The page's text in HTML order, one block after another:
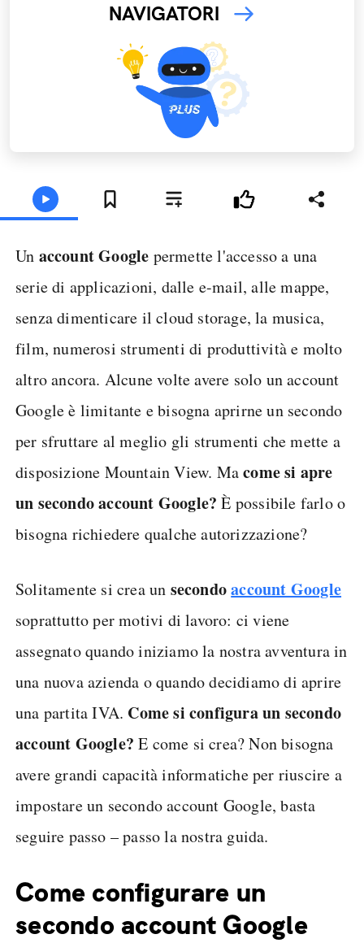
NAVIGATORI
Un account Google permette l'accesso a una
serie di applicazioni, dalle e-mail, alle mappe,
senza dimenticare il cloud storage, la musica,
film, numerosi strumenti di produttività e molto
altro ancora. Alcune volte avere solo un account
Google è limitante e bisogna aprirne un secondo
per sfruttare al meglio gli strumenti che mette a
disposizione Mountain View. Macome si apre
un secondo account Google? È possibile farlo o
bisogna richiedere qualche autorizzazione?
Solitamente si crea un secondoaccount Google
soprattutto per motivi di lavoro: ci viene
assegnato quando iniziamo la nostra avventura in
una nuova azienda o quando decidiamo di aprire
una partita IVA. Come si configura un secondo
account Google?E come si crea? Non bisogna
avere grandi capacità informatiche per riuscire a
impostare un secondo account Google, basta
seguire passo – passo la nostra guida.
Come configurare un
secondo account Google